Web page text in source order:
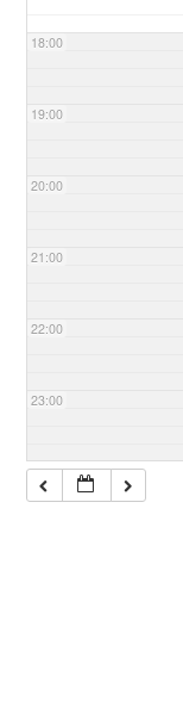
18:00
19:00
20:00
21:00
22:00
23:00